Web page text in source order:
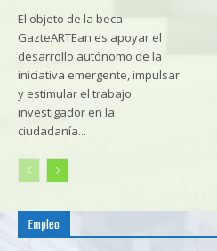
El objeto de la beca
GazteARTEan es apoyar el
desarrollo autónomo de la
iniciativa emergente, impulsar
y estimular el trabajo
investigador en la
ciudadanía...
Empleo